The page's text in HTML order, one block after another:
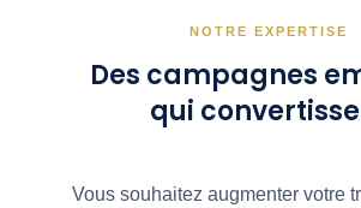
NOTRE EXPERTISE
Des campagnes
qui
Vous souhaitez augmenter votre